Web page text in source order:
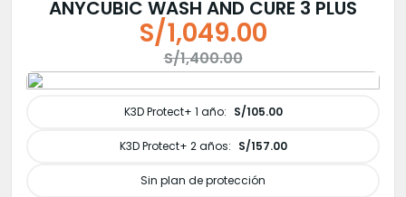
ANYCUBIC WASH AND CURE 3 PLUS
S/1,400.00
precio
original
S/1,400.00.
S/1,049.00
precio
S/1,049.00.
K3D Protect+ 1 año: S/105.00
K3D Protect+ 2 años: S/157.00
Sin plan de protección